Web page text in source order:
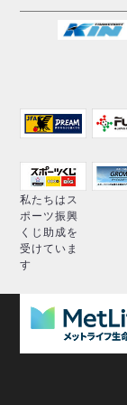
私たちはス
ポーツ振興
くじ助成を
受けていま
す